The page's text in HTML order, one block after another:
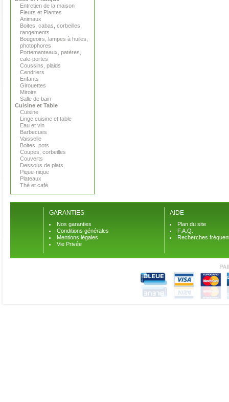
Entretien de la maison
Fleurs et Plantes
Animaux
Boites, cabas, corbeilles,
rangements
Bougeoirs, lampes à huiles,
photophores
Portemanteaux, patères,
cale-portes
Coussins, plaids
Cendriers
Enfants
Girouettes
Miroirs
Salle de bain
Cuisine et Table
Cuisine
Linge cuisine et table
Eau et vin
Barbecues
Vaisselle
Boites, pots
Coupes, corbeilles
Couverts
Dessous de plats
Pique-nique
Plateaux
Thé et café
GARANTIES
Nos garanties
Conditions générales
Mentions légales
Vie Privée
AIDE
Plan du site
F.A.Q.
Recherches